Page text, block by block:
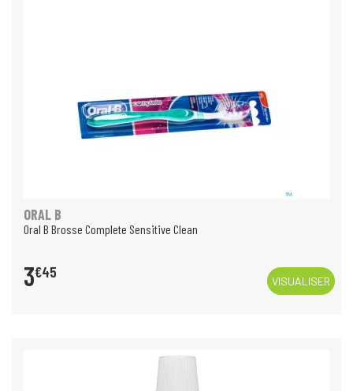
ORAL B
Oral B Brosse Complete Sensitive Clean
3€45
VISUALISER